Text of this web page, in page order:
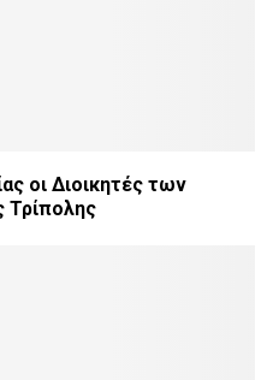
οι Διοικητές των
Τρίπολης